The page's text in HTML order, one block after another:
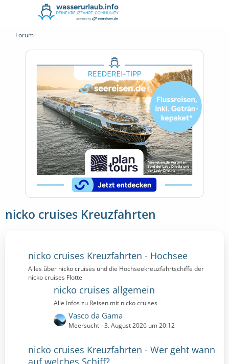
Forum
nicko cruises Kreuzfahrten
nicko cruises Kreuzfahrten - Hochsee
Alles über nicko cruises und die Hochseekreuzfahrtschiffe der
nicko cruises Flotte
nicko cruises allgemein
Alle Infos zu Reisen mit nicko cruises
L
e
t
Vasco da Gama
Meersucht 3. August 2026 um 20:12
nicko cruises Kreuzfahrten - Wer geht wann
auf welches Schiff?